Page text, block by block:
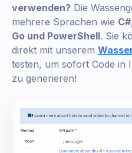
verwenden? Die
mehrere Sprachen wie
Go und PowerShell. Sie
direkt mit unserem
testen, um sofort Code in
zu generieren!